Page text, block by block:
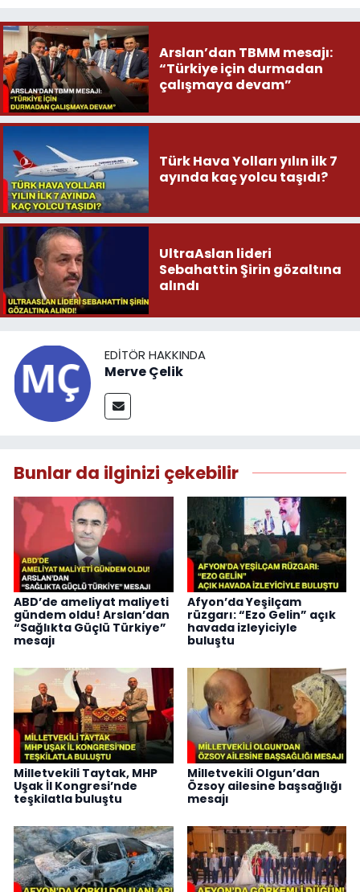
Arslan’dan TBMM mesajı:
“Türkiye için durmadan
çalışmaya devam”
Türk Hava Yolları yılın ilk 7
ayında kaç yolcu taşıdı?
UltraAslan lideri
Sebahattin Şirin gözaltına
alındı
EDITÖR HAKKINDA
Merve Çelik
Bunlar da ilginizi çekebilir
ABD’de ameliyat maliyeti
gündem oldu! Arslan’dan
“Sağlıkta Güçlü Türkiye”
mesajı
Afyon’da Yeşilçam
rüzgarı: “Ezo Gelin” açık
havada izleyiciyle
buluştu
Milletvekili Taytak, MHP
Uşak İl Kongresi’nde
teşkilatla buluştu
Milletvekili Olgun’dan
Özsoy ailesine başsağlığı
mesajı